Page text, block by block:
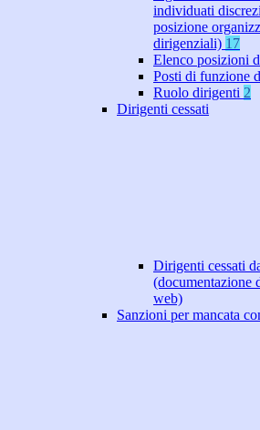
individuati
posizione
dirigenziali) 17
Elenco posizioni
Posti di funzione
Ruolo dirigenti 2
Dirigenti cessati
Dirigenti cessati
(documentazione
web)
Sanzioni per mancata